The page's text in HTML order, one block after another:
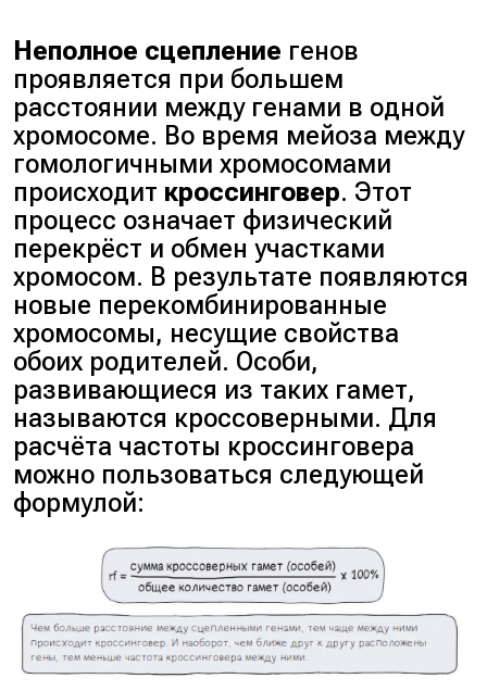
Неполное сцепление генов
проявляется при большем
расстоянии между генами в одной
хромосоме. Во время мейоза между
гомологичными хромосомами
происходит кроссинговер. Этот
процесс означает физический
перекрёст и обмен участками
хромосом. В результате появляются
новые перекомбинированные
хромосомы, несущие свойства
обоих родителей. Особи,
развивающиеся из таких гамет,
называются кроссоверными. Для
расчёта частоты кроссинговера
можно пользоваться следующей
формулой: